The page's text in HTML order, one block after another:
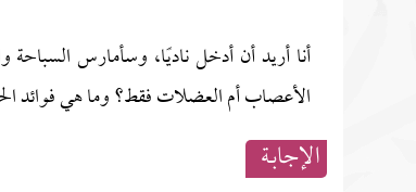
أنا أريد أن أدخل ناديًا، وسأمارس
الأعصاب أم العضلات فقط؟ وما هي فوائد
الإجابــة